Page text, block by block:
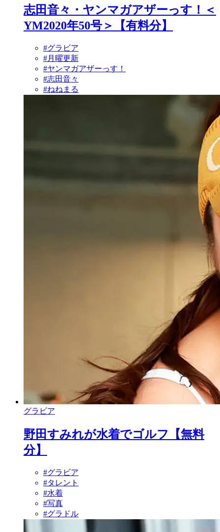
志田音々・ヤンマガアザーっす！＜
YM2020年50号＞【有料分】
#グラビア
#月曜更新
#ヤンマガアザーっす！
#志田音々
#ねねまる
グラビア
野田すみれが水着でゴルフ【無料
分】
#グラビア
#タレント
#水着
#写真
#グラドル